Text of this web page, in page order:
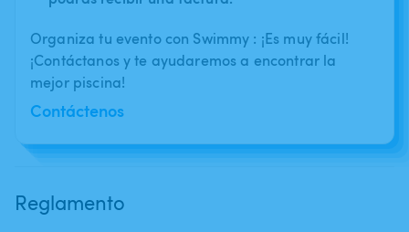
Organiza tu evento con Swimmy : ¡Es muy fácil!
¡Contáctanos y te ayudaremos a encontrar la
mejor piscina!
Contáctenos
Reglamento